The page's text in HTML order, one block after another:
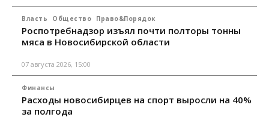
Власть Общество Право&Порядок
Роспотребнадзор изъял почти полторы тонны
мяса в Новосибирской области
07 августа 2026, 15:00
Финансы
Расходы новосибирцев на спорт выросли на 40%
за полгода